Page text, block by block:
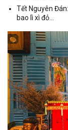
Tết Nguyên
bao lì xì đỏ…